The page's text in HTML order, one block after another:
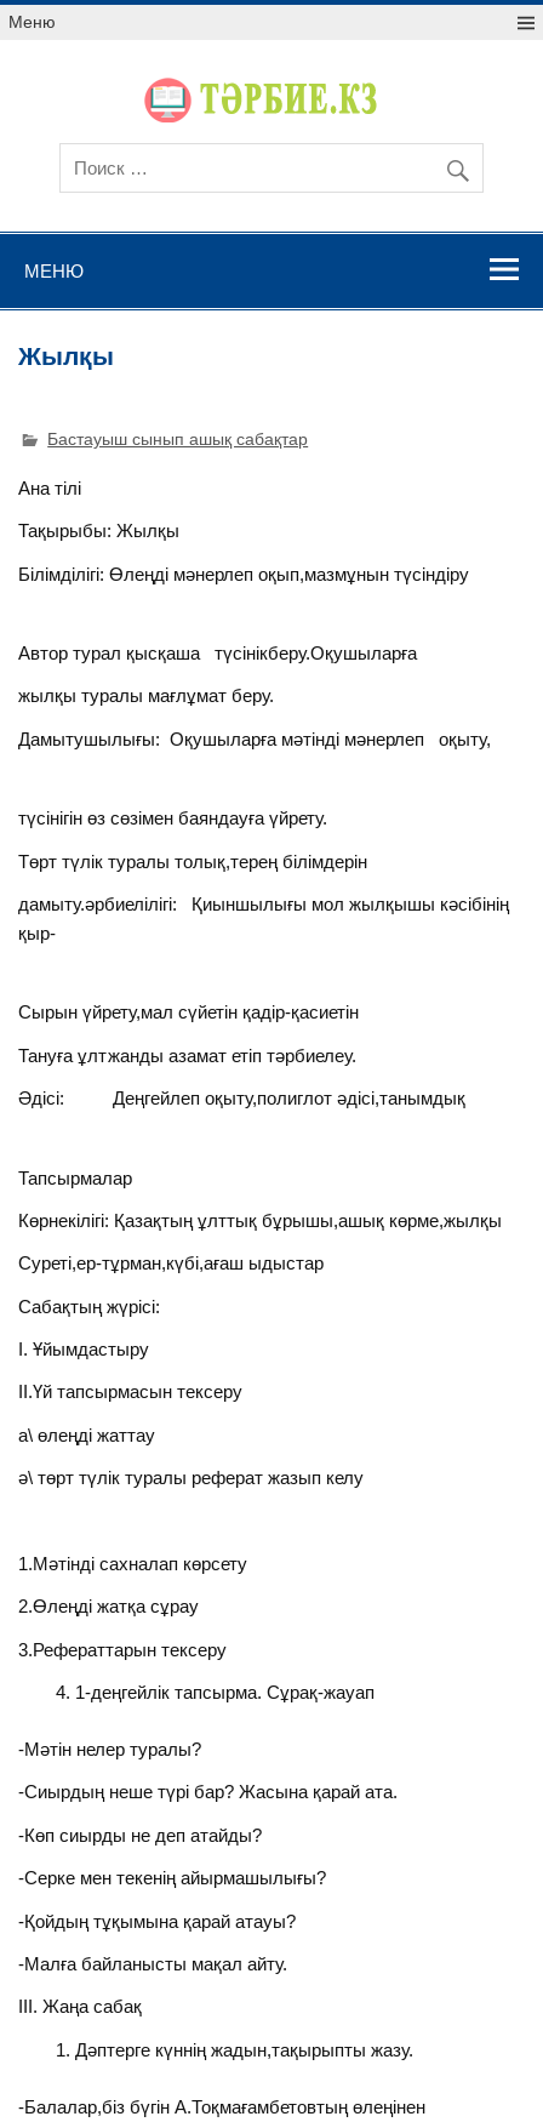
Меню
МЕНЮ
Жылқы
Бастауыш сынып ашық сабақтар
Ана тілі
Тақырыбы: Жылқы
Білімділігі: Өлеңді мәнерлеп оқып,мазмұнын түсіндіру
Автор турал қысқаша түсінікберу.Оқушыларға
жылқы туралы мағлұмат беру.
Дамытушылығы: Оқушыларға мәтінді мәнерлеп оқыту,
түсінігін өз сөзімен баяндауға үйрету.
Төрт түлік туралы толық,терең білімдерін
дамыту.әрбиелілігі: Қиыншылығы мол жылқышы кәсібінің
қыр-
Сырын үйрету,мал сүйетін қадір-қасиетін
Тануға ұлтжанды азамат етіп тәрбиелеу.
Әдісі: Деңгейлеп оқыту,полиглот әдісі,танымдық
Тапсырмалар
Көрнекілігі: Қазақтың ұлттық бұрышы,ашық көрме,жылқы
Суреті,ер-тұрман,күбі,ағаш ыдыстар
Сабақтың жүрісі:
І. Ұйымдастыру
ІІ.Үй тапсырмасын тексеру
а\ өлеңді жаттау
ә\ төрт түлік туралы реферат жазып келу
1.Мәтінді сахналап көрсету
2.Өлеңді жатқа сұрау
3.Рефераттарын тексеру
1-деңгейлік тапсырма. Сұрақ-жауап
-Мәтін нелер туралы?
-Сиырдың неше түрі бар? Жасына қарай ата.
-Көп сиырды не деп атайды?
-Серке мен текенің айырмашылығы?
-Қойдың тұқымына қарай атауы?
-Малға байланысты мақал айту.
ІІІ. Жаңа сабақ
Дәптерге күннің жадын,тақырыпты жазу.
-Балалар,біз бүгін А.Тоқмағамбетовтың өлеңінен